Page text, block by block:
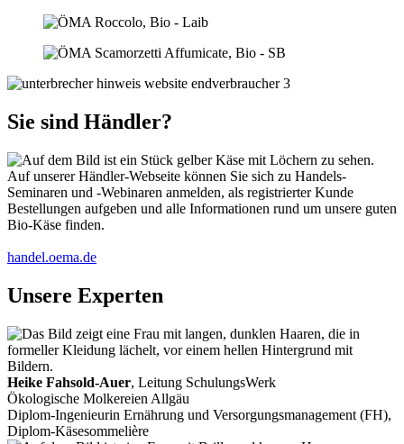
Sie sind Händler?
Auf unserer Händler-Webseite können Sie sich zu Handels-
Seminaren und -Webinaren anmelden, als registrierter Kunde
Bestellungen aufgeben und alle Informationen rund um unsere guten
Bio-Käse finden.
handel.oema.de
Unsere Experten
Heike Fahsold-Auer, Leitung SchulungsWerk
Ökologische Molkereien Allgäu
Diplom-Ingenieurin Ernährung und Versorgungsmanagement (FH),
Diplom-Käsesommelière